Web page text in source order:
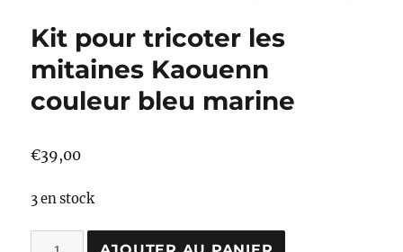
Kit pour tricoter les
mitaines Kaouenn
couleur bleu marine
€39,00
3 en stock
quantité